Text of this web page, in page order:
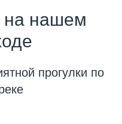
на нашем
прогулки по